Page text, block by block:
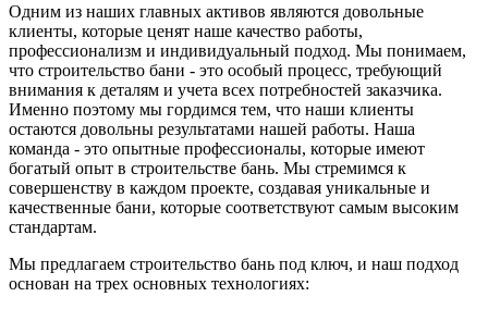
Одним из наших главных активов являются довольные
клиенты, которые ценят наше качество работы,
профессионализм и индивидуальный подход. Мы понимаем,
что строительство бани - это особый процесс, требующий
внимания к деталям и учета всех потребностей заказчика.
Именно поэтому мы гордимся тем, что наши клиенты
остаются довольны результатами нашей работы. Наша
команда - это опытные профессионалы, которые имеют
богатый опыт в строительстве бань. Мы стремимся к
совершенству в каждом проекте, создавая уникальные и
качественные бани, которые соответствуют самым высоким
стандартам.
Мы предлагаем строительство бань под ключ, и наш подход
основан на трех основных технологиях: